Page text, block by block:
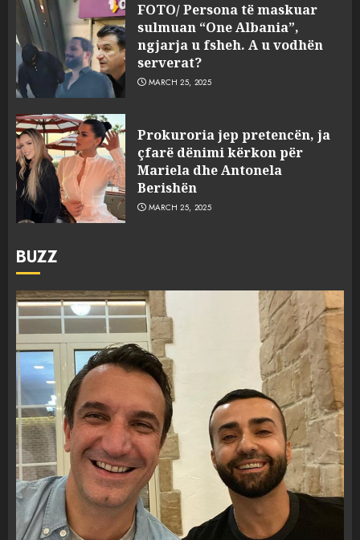
FOTO/ Persona të maskuar
sulmuan “One Albania”,
ngjarja u fsheh. A u vodhën
serverat?
MARCH 25, 2025
Prokuroria jep pretencën, ja
çfarë dënimi kërkon për
Mariela dhe Antonela
Berishën
MARCH 25, 2025
BUZZ